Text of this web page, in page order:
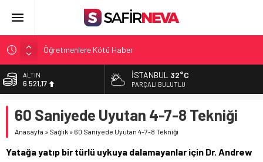
Öğretmenlere Kötü Haber
FETÖ’nün kritik ismi tutuklandı
Son dakika… İstanbul’da trafik felç
Açlık Sınırı Açıklandı
ALTIN
6.521,17
13.685,30
DOLAR
İSTANBUL 32°C
PARÇALI BULUTLU
60 Saniyede Uyutan 4-7-8 Tekniği
Anasayfa » Sağlık » 60 Saniyede Uyutan 4-7-8 Tekniği
Yatağa yatıp bir türlü uykuya dalamayanlar için Dr. Andrew